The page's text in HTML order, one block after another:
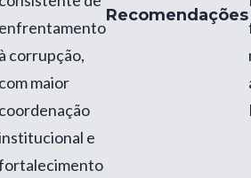
enfrentamento
à corrupção,
com maior
coordenação
e
Recomendações